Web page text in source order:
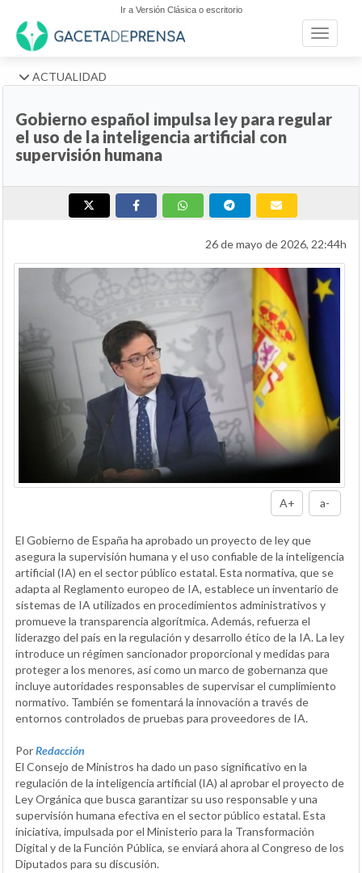
Ir a Versión Clásica o escritorio
Toggle
ACTUALIDAD
Gobierno español impulsa ley para regular
el uso de la inteligencia artificial con
supervisión humana
26 de mayo de 2026, 22:44h
A+ a-
El Gobierno de España ha aprobado un proyecto de ley que
asegura la supervisión humana y el uso confiable de la inteligencia
artificial (IA) en el sector público estatal. Esta normativa, que se
adapta al Reglamento europeo de IA, establece un inventario de
sistemas de IA utilizados en procedimientos administrativos y
promueve la transparencia algorítmica. Además, refuerza el
liderazgo del país en la regulación y desarrollo ético de la IA. La ley
introduce un régimen sancionador proporcional y medidas para
proteger a los menores, así como un marco de gobernanza que
incluye autoridades responsables de supervisar el cumplimiento
normativo. También se fomentará la innovación a través de
entornos controlados de pruebas para proveedores de IA.
PorRedacción
El Consejo de Ministros ha dado un paso significativo en la
regulación de la inteligencia artificial (IA) al aprobar el proyecto de
Ley Orgánica que busca garantizar su uso responsable y una
supervisión humana efectiva en el sector público estatal. Esta
iniciativa, impulsada por el Ministerio para la Transformación
Digital y de la Función Pública, se enviará ahora al Congreso de los
Diputados para su discusión.